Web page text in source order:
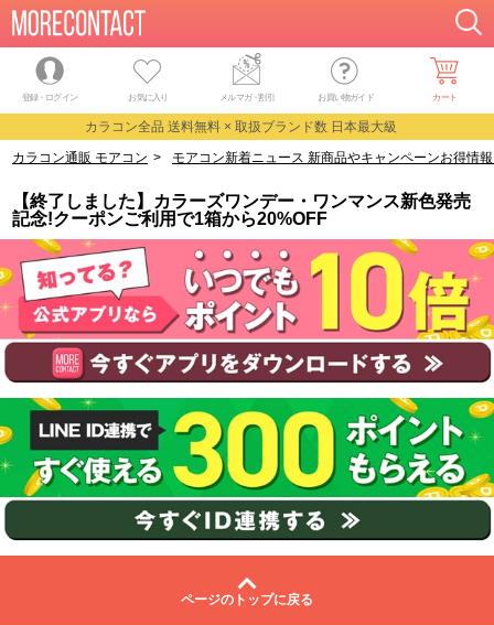
登録・ログイン お気に入り メルマガ・割引 お買い物ガイド カート
カラコン全品 送料無料 × 取扱ブランド数 日本最大級
カラコン通販 モアコン > モアコン新着ニュース 新商品やキャンペーンお得情
【終了しました】カラーズワンデー・ワンマンス新色発売
記念!クーポンご利用で1箱から20%OFF
ページのトップに戻る